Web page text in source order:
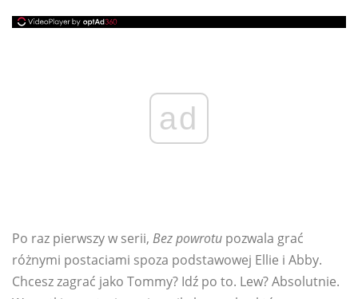
ad
Po raz pierwszy w serii, Bez powrotu pozwala grać
różnymi postaciami spoza podstawowej Ellie i Abby.
Chcesz zagrać jako Tommy? Idź po to. Lew? Absolutnie.